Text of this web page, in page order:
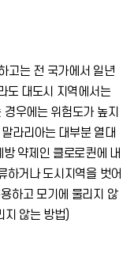
고는 전 국가에서 일년
도 대도시 지역에서는
우에는 위험도가 높지
라리아는 대부분 열대
약제인 클로로퀸에 내
하거나 도시지역을 벗어
하고 모기에 물리지 않
지 않는 방법)